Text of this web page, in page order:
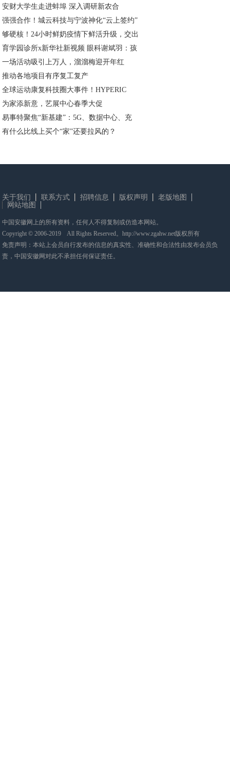
安财大学生走进蚌埠 深入调研新农合
强强合作！城云科技与宁波神化“云上签约”
够硬核！24小时鲜奶疫情下鲜活升级，交出
育学园诊所x新华社新视频 眼科谢斌羽：孩
一场活动吸引上万人，溜溜梅迎开年红
推动各地项目有序复工复产
全球运动康复科技圈大事件！HYPERIC
为家添新意，艺展中心春季大促
易事特聚焦“新基建”：5G、数据中心、充
有什么比线上买个“家”还要拉风的？
关于我们 联系方式 招聘信息 版权声明
老版地图
网站地图
中国安徽网上的所有资料，任何人不得复制或仿造本网站。
Copyright © 2006-2019 All Rights Reserved。http://www.zgahw.net版权所有
免责声明：本站上会员自行发布的信息的真实性、准确性和合法性由发布会员负
责，中国安徽网对此不承担任何保证责任。